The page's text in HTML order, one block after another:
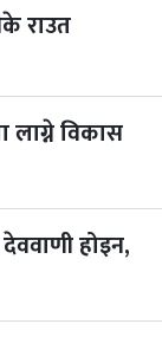
राउत
लाग्ने विकास
होइन,